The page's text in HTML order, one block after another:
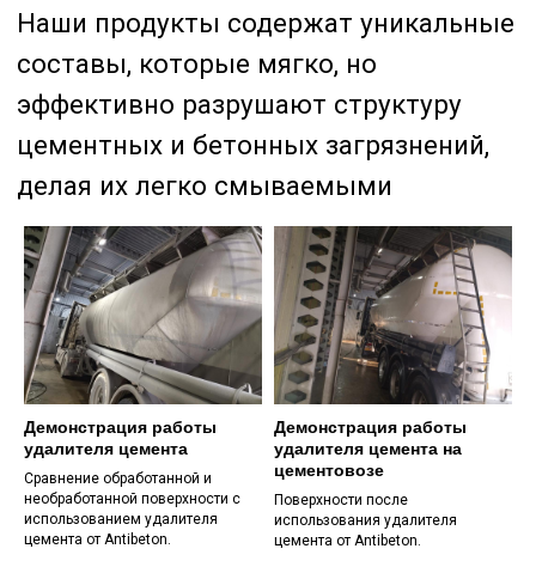
Демонстрация работы
удалителя цемента
Сравнение обработанной и
необработанной поверхности с
использованием удалителя
цемента от Antibeton.
Демонстрация работы
удалителя цемента на
цементовозе
Поверхности после
использования удалителя
цемента от Antibeton.
Наши средства безопасны как для
пользователей, так и для
окружающей среды, не содержат
вредных химических веществ